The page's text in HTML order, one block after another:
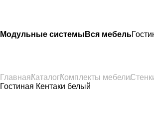
Модульные системы Вся мебель
ГлавнаяКаталогКомплекты мебели
Гостиная Кентаки белый